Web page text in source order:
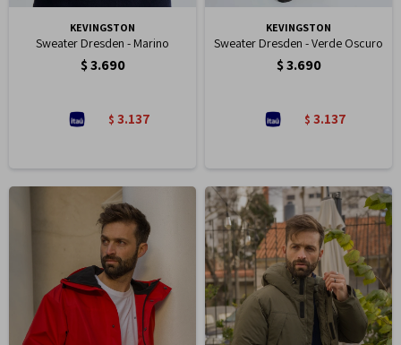
KEVINGSTON
Sweater Dresden - Marino
$3.690
$ 3.137
KEVINGSTON
Sweater Dresden - Verde Oscuro
$3.690
$ 3.137